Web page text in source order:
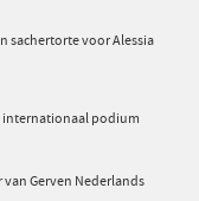
sachertorte voor Alessia
internationaal podium
Gerven Nederlands